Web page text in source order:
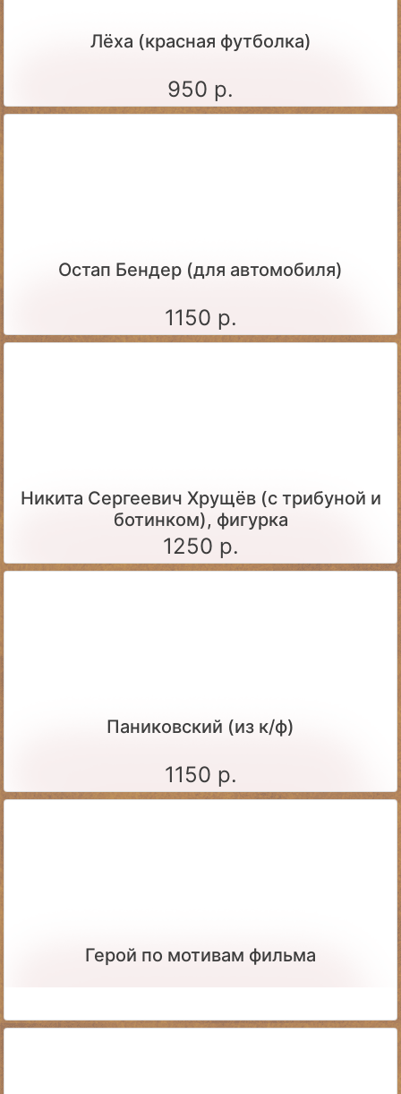
Лёха (красная футболка)
950 р.
Остап Бендер (для автомобиля)
1150 р.
Никита Сергеевич Хрущёв (с трибуной и
ботинком), фигурка
1250 р.
Паниковский (из к/ф)
1150 р.
Герой по мотивам фильма